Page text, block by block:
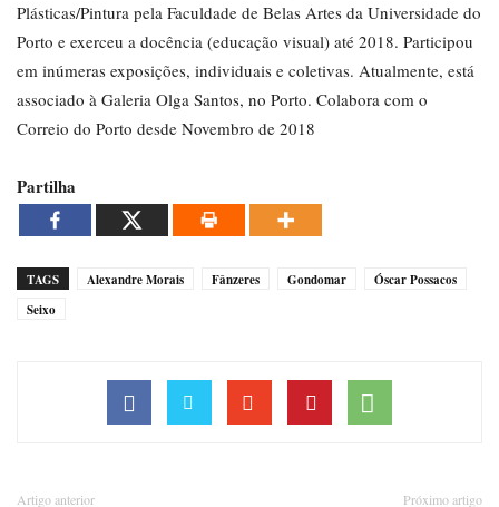
Plásticas/Pintura pela Faculdade de Belas Artes da Universidade do
Porto e exerceu a docência (educação visual) até 2018. Participou
em inúmeras exposições, individuais e coletivas. Atualmente, está
associado à Galeria Olga Santos, no Porto. Colabora com o
Correio do Porto desde Novembro de 2018
Partilha
TAGS Alexandre Morais Fânzeres Gondomar
Óscar Possacos
Seixo
Artigo anterior Próximo artigo